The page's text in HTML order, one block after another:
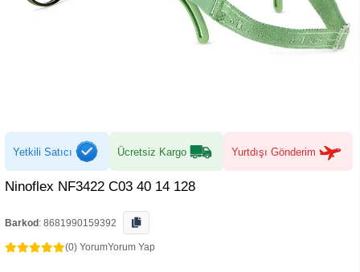
Yetkili Satıcı Ücretsiz Kargo Yurtdışı Gönderim
Ninoflex NF3422 C03 40 14 128
Barkod : 8681990159392
(0) YorumYorum Yap